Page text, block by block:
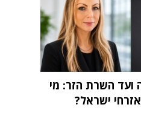
ועד השרת הזר: מי
ישראל?